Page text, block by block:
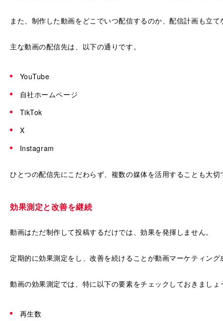
また、制作した動画をどこでいつ配信するのか、配信計画も立
主な動画の配信先は、以下の通りです。
YouTube
自社ホームページ
TikTok
X
Instagram
ひとつの配信先にこだわらず、複数の媒体を活用することも大切
効果測定と改善を継続
動画はただ制作して投稿するだけでは、効果を発揮しません。
定期的に効果測定をし、改善を続けることが動画マーケティン
動画の効果測定では、特に以下の要素をチェックしておきましょ
再生数